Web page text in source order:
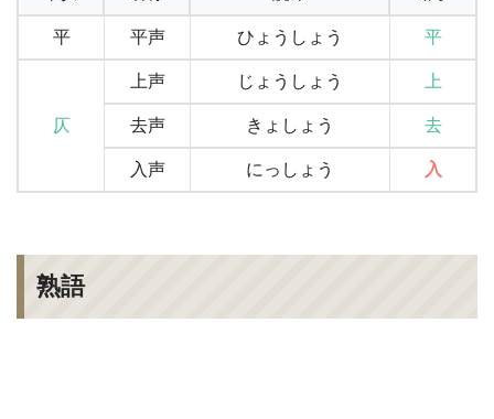
平 平声 ひょうしょう 平
仄
上声 じょうしょう 上
去声 きょしょう 去
入声 にっしょう 入
熟語